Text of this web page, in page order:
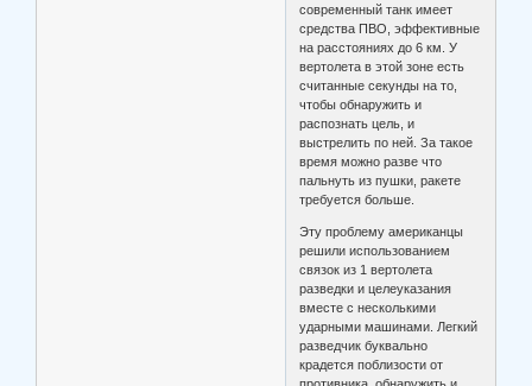
современный танк имеет
средства ПВО, эффективные
на расстояниях до 6 км. У
вертолета в этой зоне есть
считанные секунды на то,
чтобы обнаружить и
распознать цель, и
выстрелить по ней. За такое
время можно разве что
пальнуть из пушки, ракете
требуется больше.
Эту проблему американцы
решили использованием
связок из 1 вертолета
разведки и целеуказания
вместе с несколькими
ударными машинами. Легкий
разведчик буквально
крадется поблизости от